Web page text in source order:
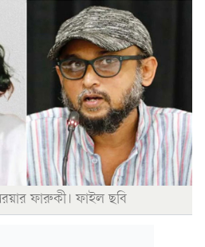
ফারুকী। ফাইল ছবি